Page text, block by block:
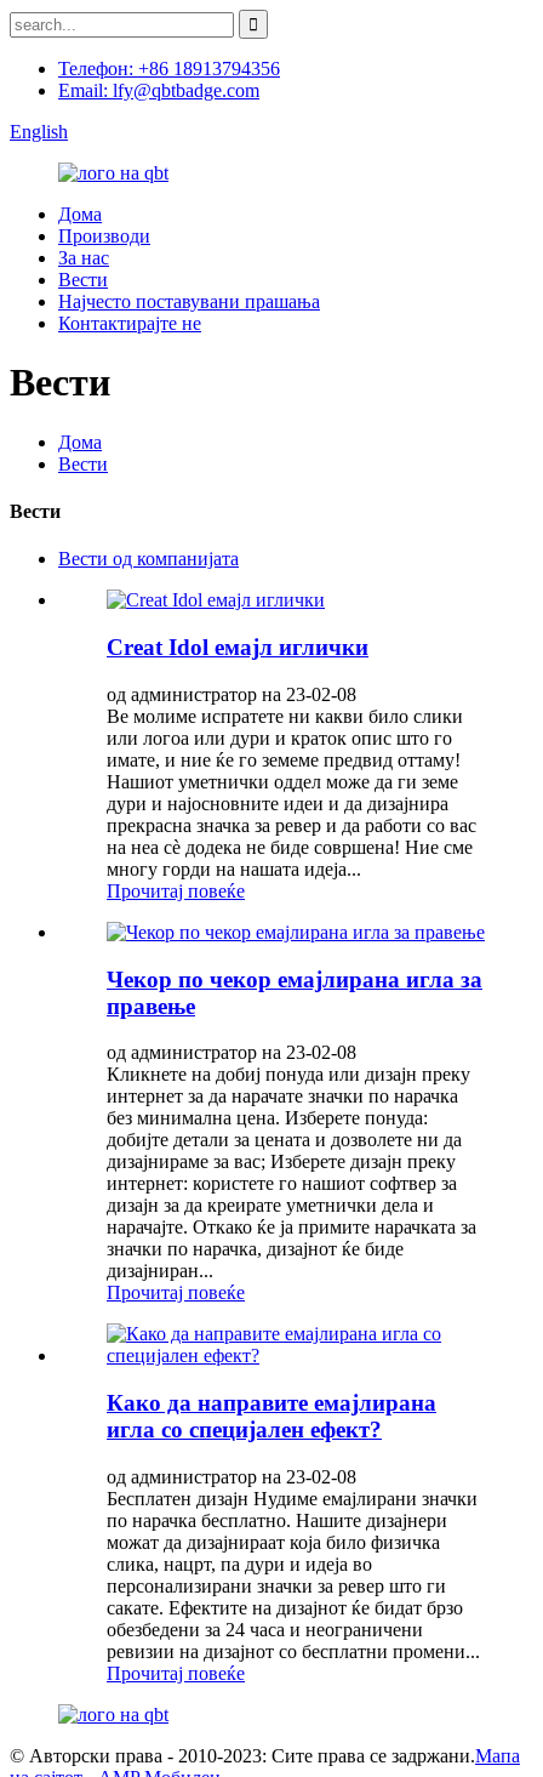
Телефон: +86 18913794356
Email: lfy@qbtbadge.com
English
Дома
Производи
За нас
Вести
Најчесто поставувани прашања
Контактирајте не
Вести
Дома
Вести
Вести
Вести од компанијата
Creat Idol емајл иглички
од администратор на 23-02-08
Ве молиме испратете ни какви било слики
или логоа или дури и краток опис што го
имате, и ние ќе го земеме предвид оттаму!
Нашиот уметнички оддел може да ги земе
дури и најосновните идеи и да дизајнира
прекрасна значка за ревер и да работи со вас
на неа сè додека не биде совршена! Ние сме
многу горди на нашата идеја...
Прочитај повеќе
Чекор по чекор емајлирана игла за
правење
од администратор на 23-02-08
Кликнете на добиј понуда или дизајн преку
интернет за да нарачате значки по нарачка
без минимална цена. Изберете понуда:
добијте детали за цената и дозволете ни да
дизајнираме за вас; Изберете дизајн преку
интернет: користете го нашиот софтвер за
дизајн за да креирате уметнички дела и
нарачајте. Откако ќе ја примите нарачката за
значки по нарачка, дизајнот ќе биде
дизајниран...
Прочитај повеќе
Како да направите емајлирана
игла со специјален ефект?
од администратор на 23-02-08
Бесплатен дизајн Нудиме емајлирани значки
по нарачка бесплатно. Нашите дизајнери
можат да дизајнираат која било физичка
слика, нацрт, па дури и идеја во
персонализирани значки за ревер што ги
сакате. Ефектите на дизајнот ќе бидат брзо
обезбедени за 24 часа и неограничени
ревизии на дизајнот со бесплатни промени...
Прочитај повеќе
© Авторски права - 2010-2023: Сите права се задржани.Мапа